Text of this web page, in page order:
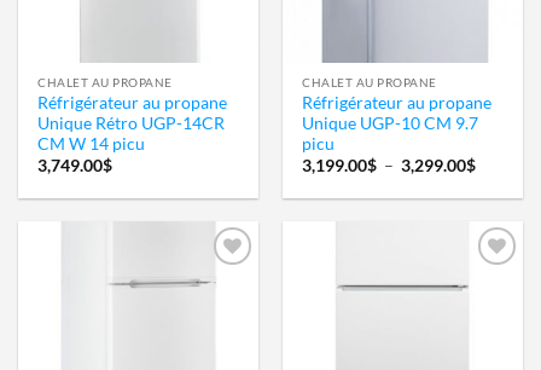
CHALET AU PROPANE
Réfrigérateur au propane
Unique Rétro UGP-14CR
CM W 14 picu
3,749.00$
CHALET AU PROPANE
Réfrigérateur au propane
Unique UGP-10 CM 9.7
picu
3,199.00$ – 3,299.00$Plage
prix :
à